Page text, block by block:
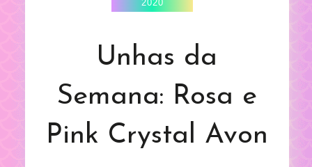
2020
Unhas da
Semana: Rosa e
Pink Crystal Avon